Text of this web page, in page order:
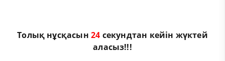
Толық нұсқасын24 секундтан кейін жүктей
аласыз!!!